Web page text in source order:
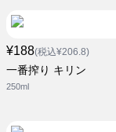
¥188(税込¥206.8)
一番搾り キリン
250ml